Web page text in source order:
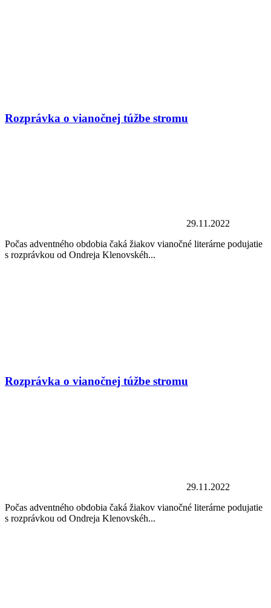
Rozprávka o vianočnej túžbe stromu
29.11.2022
Počas adventného obdobia čaká žiakov vianočné literárne podujatie
s rozprávkou od Ondreja Klenovskéh...
Rozprávka o vianočnej túžbe stromu
29.11.2022
Počas adventného obdobia čaká žiakov vianočné literárne podujatie
s rozprávkou od Ondreja Klenovskéh...